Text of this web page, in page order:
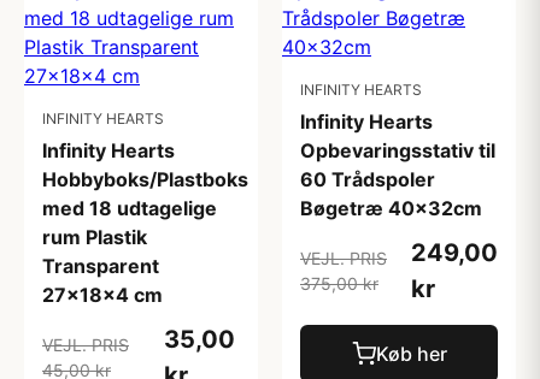
INFINITY HEARTS
Infinity Hearts
Hobbyboks/Plastboks
med 18 udtagelige
rum Plastik
Transparent
27x18x4 cm
VEJL. PRIS
45,00 kr
35,00
INFINITY HEARTS
Infinity Hearts
Opbevaringsstativ til
60 Trådspoler
Bøgetræ 40x32cm
VEJL. PRIS
375,00 kr
249,00
kr
Køb her